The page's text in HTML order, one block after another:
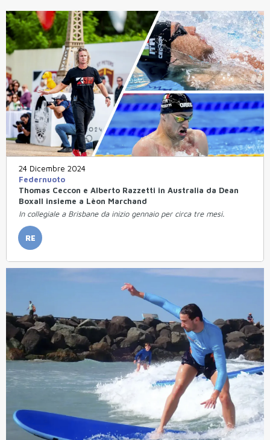
24 Dicembre 2024
Federnuoto
Thomas Ceccon e Alberto Razzetti in Australia da Dean
Boxall insieme a Lèon Marchand
In collegiale a Brisbane da inizio gennaio per circa tre mesi.
RE